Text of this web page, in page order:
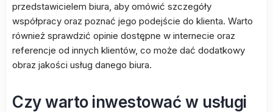
przedstawicielem biura, aby omówić szczegóły
współpracy oraz poznać jego podejście do klienta. Warto
również sprawdzić opinie dostępne w internecie oraz
referencje od innych klientów, co może dać dodatkowy
obraz jakości usług danego biura.
Czy warto inwestować w usługi